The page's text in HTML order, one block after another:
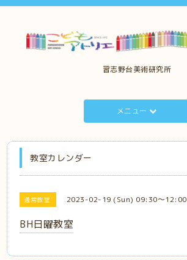
習志野台美術研究所
メニュー
教室カレンダー
通常教室 2023-02-19 (Sun) 09:30～12:00
BH日曜教室